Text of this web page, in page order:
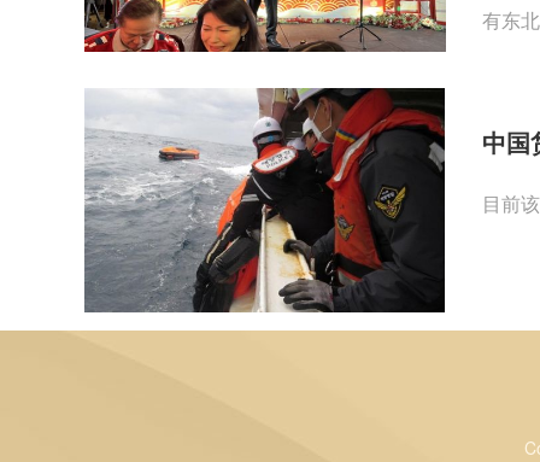
有东
中国
目前